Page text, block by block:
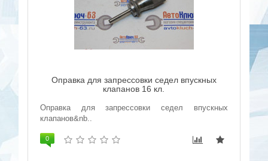
Оправка для запрессовки седел впускных
клапанов 16 кл.
Оправка для запрессовки седел впускных
клапанов&nb..
0